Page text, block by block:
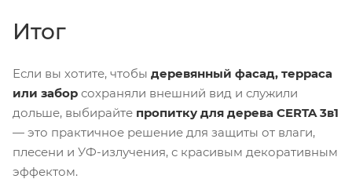
Итог
Если вы хотите, чтобы деревянный фасад, терраса
или забор сохраняли внешний вид и служили
дольше, выбирайте пропитку для дерева CERTA 3в1
— это практичное решение для защиты от влаги,
плесени и УФ-излучения, с красивым декоративным
эффектом.